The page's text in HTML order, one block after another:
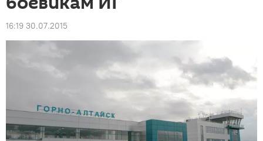
16:19 30.07.2015